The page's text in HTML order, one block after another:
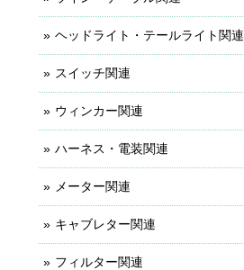
ヘッドライト・テールライト関連
スイッチ関連
ウィンカー関連
ハーネス・電装関連
メーター関連
キャブレター関連
フィルター関連